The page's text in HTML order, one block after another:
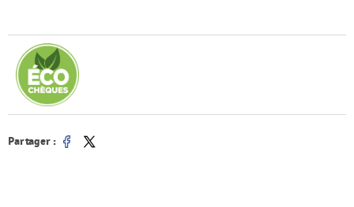
Partager :
Partager
Tweet